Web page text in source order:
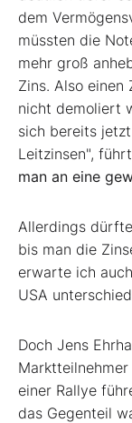
dem
müssten die
mehr groß
Zins. Also
nicht demoliert
sich bereits
Leitzinsen",
man an eine
Allerdings
bis man die
erwarte ich
USA
Doch Jens
einer Rallye
das Gegenteil